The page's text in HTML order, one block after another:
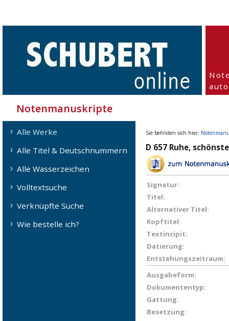
Notenmanuskripte
Alle Werke
Alle Titel & Deutschnummern
Alle Wasserzeichen
Volltextsuche
Verknüpfte Suche
Wie bestelle ich?
Sie befinden sich hier:
D 657 Ruhe,
Signatur:
Titel:
Alternativer Titel:
Kopftitel:
Textincipit:
Datierung:
Entstehungszeitraum:
Ausgabeform:
Dokumententyp:
Gattung:
Besetzung: